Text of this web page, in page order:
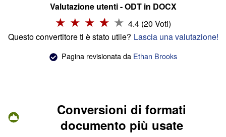
Valutazione utenti - ODT in DOCX
4.4 (20 Voti)
Questo convertitore ti è stato utile? Lascia una valutazione!
Pagina revisionata da Ethan Brooks
Conversioni di formati
documento più usate